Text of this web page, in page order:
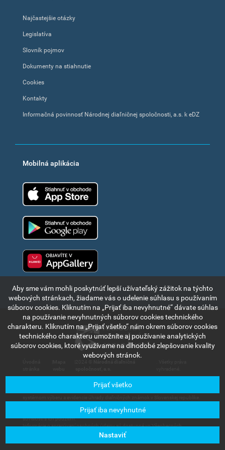
Najčastejšie otázky
Legislatíva
Slovník pojmov
Dokumenty na stiahnutie
Cookies
Kontakty
Informačná povinnosť Národnej diaľničnej spoločnosti, a.s. k eDZ
Mobilná aplikácia
Informácie a údaje uvedené v tejto časti internetového portálu sú výlučne
informatívneho charakteru a slúžia na stručné oboznámenie sa s elektronickým
akúkoľvek škodu, ktorá by mohla vzniknúť používateľom alebo tretím stranám v
súvislosti s ich použitím.
Informácie o spracúvaní osobných údajov sú dostupné vo Všeobecných
obchodných podmienkach, dostupných v sekcii
Aby sme vám mohli poskytnúť lepší užívateľský zážitok na týchto
webových stránkach, žiadame vás o udelenie súhlasu s používaním
súborov cookies. Kliknutím na „Prijať iba nevyhnutné“ dávate súhlas
na používanie nevyhnutných súborov cookies technického
charakteru. Kliknutím na „Prijať všetko“ nám okrem súborov cookies
technického charakteru umožníte aj používanie analytických
súborov cookies, ktoré využívame na dlhodobé zlepšovanie kvality
webových stránok.
Prijať všetko
Prijať iba nevyhnutné
Nastaviť